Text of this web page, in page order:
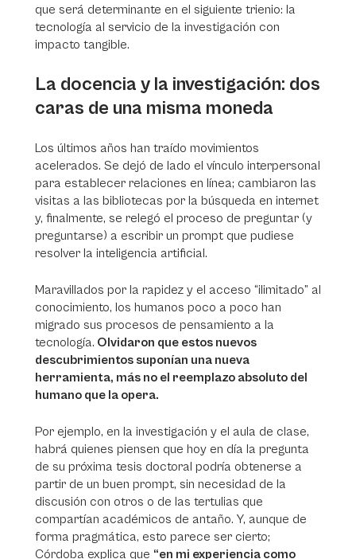
que será determinante en el siguiente trienio: la
tecnología al servicio de la investigación con
impacto tangible.
La docencia y la investigación: dos
caras de una misma moneda
Los últimos años han traído movimientos
acelerados. Se dejó de lado el vínculo interpersonal
para establecer relaciones en línea; cambiaron las
visitas a las bibliotecas por la búsqueda en internet
y, finalmente, se relegó el proceso de preguntar (y
preguntarse) a escribir un prompt que pudiese
resolver la inteligencia artificial.
Maravillados por la rapidez y el acceso “ilimitado” al
conocimiento, los humanos poco a poco han
migrado sus procesos de pensamiento a la
tecnología. Olvidaron que estos nuevos
descubrimientos suponían una nueva
herramienta, más no el reemplazo absoluto del
humano que la opera.
Por ejemplo, en la investigación y el aula de clase,
habrá quienes piensen que hoy en día la pregunta
de su próxima tesis doctoral podría obtenerse a
partir de un buen prompt, sin necesidad de la
discusión con otros o de las tertulias que
compartían académicos de antaño. Y, aunque de
forma pragmática, esto parece ser cierto;
Córdoba explica que “en mi experiencia como